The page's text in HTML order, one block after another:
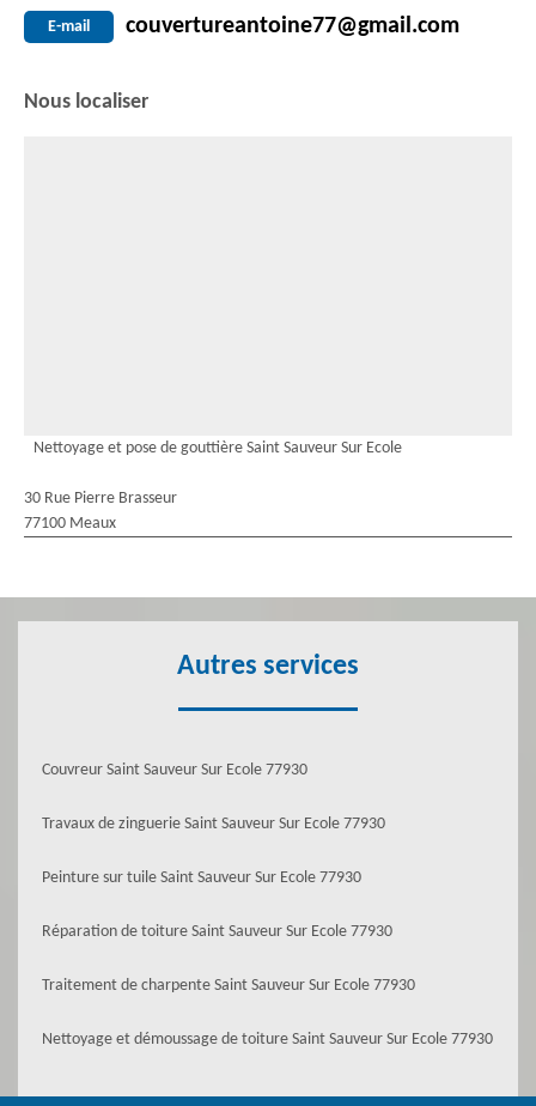
E-mail couvertureantoine77@gmail.com
Nous localiser
Nettoyage et pose de gouttière Saint Sauveur Sur Ecole
30 Rue Pierre Brasseur
77100 Meaux
Autres services
Couvreur Saint Sauveur Sur Ecole 77930
Travaux de zinguerie Saint Sauveur Sur Ecole 77930
Peinture sur tuile Saint Sauveur Sur Ecole 77930
Réparation de toiture Saint Sauveur Sur Ecole 77930
Traitement de charpente Saint Sauveur Sur Ecole 77930
Nettoyage et démoussage de toiture Saint Sauveur Sur Ecole 77930